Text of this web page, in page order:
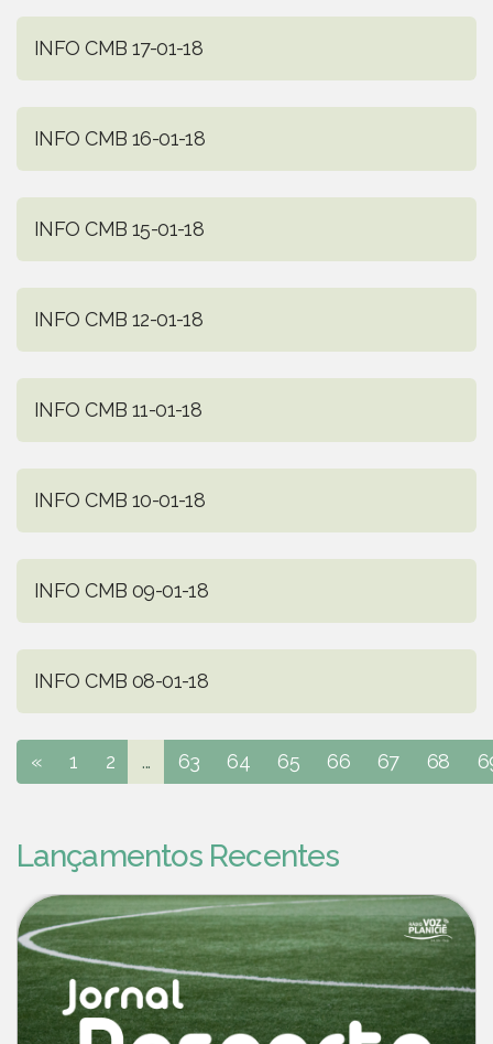
INFO CMB 17-01-18
INFO CMB 16-01-18
INFO CMB 15-01-18
INFO CMB 12-01-18
INFO CMB 11-01-18
INFO CMB 10-01-18
INFO CMB 09-01-18
INFO CMB 08-01-18
« 1 2 ... 63 64 65 66 67 68
Lançamentos Recentes